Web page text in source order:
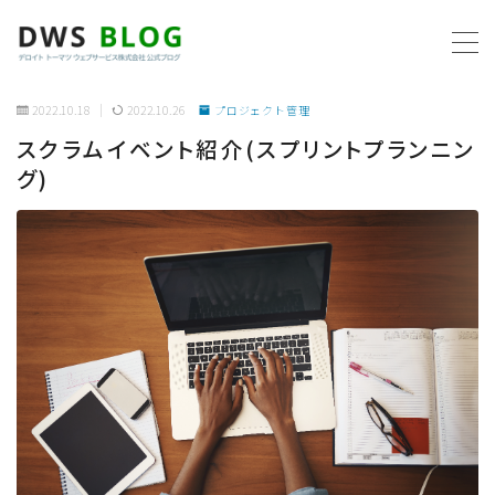
ホーム
AWS
プログラミング
ビジネス
リモートワーク
社内制度
2022.10.18 2022.10.26 プロジェクト管理
スクラムイベント紹介(スプリントプランニン
グ)